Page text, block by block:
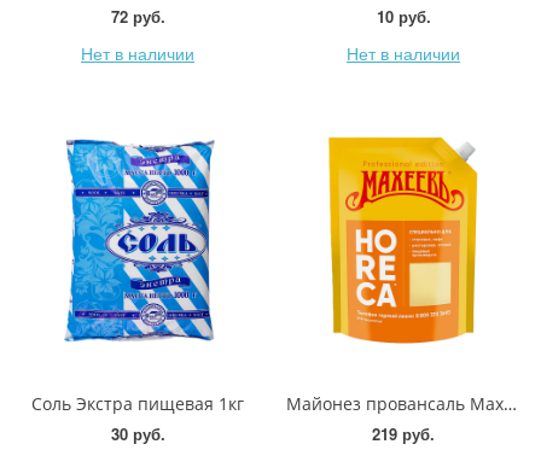
72 руб.
Нет в наличии
10 руб.
Нет в наличии
Соль Экстра пищевая 1кг
30 руб.
Майонез провансаль Махеевъ Horeca 50.5% 1кг
219 руб.